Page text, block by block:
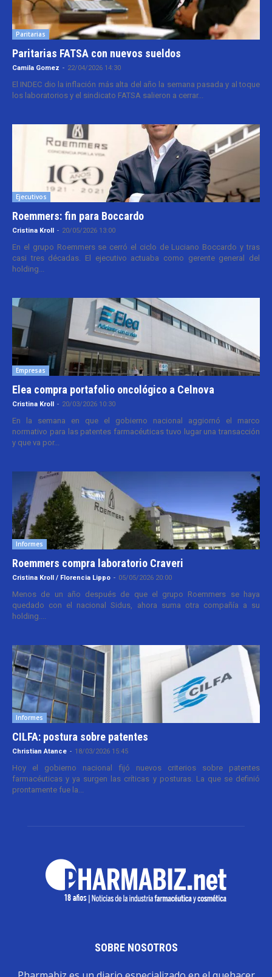
Paritarias
Paritarias FATSA con nuevos sueldos
Camila Gomez - 22/04/2026 14:30
El INDEC dio la inflación más alta del año la semana pasada y al toque
los laboratorios y el sindicato FATSA salieron a cerrar...
Ejecutivos
Roemmers: fin para Boccardo
Cristina Kroll - 20/05/2026 13:00
En el grupo Roemmers se cerró el ciclo de Luciano Boccardo y tras
casi tres décadas. El ejecutivo actuaba como gerente general del
holding...
Empresas
Elea compra portafolio oncológico a Celnova
Cristina Kroll - 20/03/2026 10:30
En la semana en que el gobierno nacional aggiornó el marco
normativo para las patentes farmacéuticas tuvo lugar una transacción
y que va por...
Informes
Roemmers compra laboratorio Craveri
Cristina Kroll / Florencia Lippo - 05/05/2026 20:00
Menos de un año después de que el grupo Roemmers se haya
quedado con el nacional Sidus, ahora suma otra compañía a su
holding....
Informes
CILFA: postura sobre patentes
Christian Atance - 18/03/2026 15:45
Hoy el gobierno nacional fijó nuevos criterios sobre patentes
farmacéuticas y ya surgen las críticas y posturas. La que se definió
prontamente fue la...
SOBRE NOSOTROS